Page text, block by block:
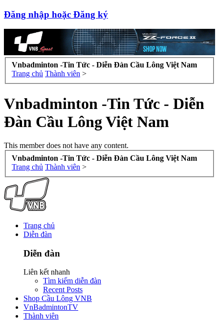
Đăng nhập hoặc Đăng ký
Vnbadminton -Tin Tức - Diễn Đàn Cầu Lông Việt Nam
Trang chủ Thành viên >
Vnbadminton -Tin Tức - Diễn
Đàn Cầu Lông Việt Nam
This member does not have any content.
Vnbadminton -Tin Tức - Diễn Đàn Cầu Lông Việt Nam
Trang chủ Thành viên >
Trang chủ
Diễn đàn
Diễn đàn
Liên kết nhanh
Tìm kiếm diễn đàn
Recent Posts
Shop Cầu Lông VNB
VnBadmintonTV
Thành viên